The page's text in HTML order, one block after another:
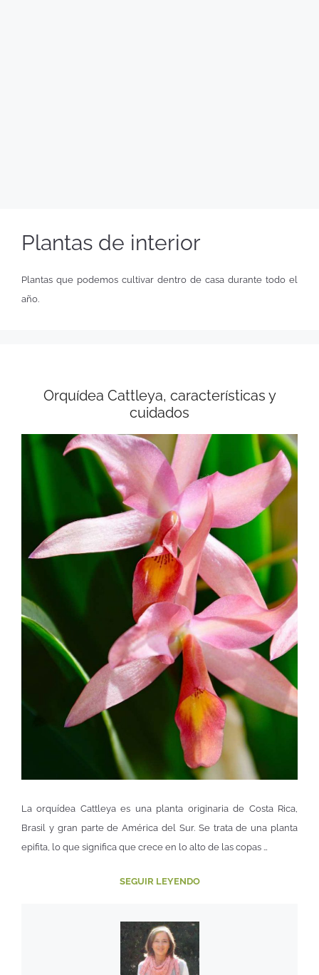
Plantas de interior
Plantas que podemos cultivar dentro de casa durante todo el
año.
Orquídea Cattleya, características y
cuidados
La orquídea Cattleya es una planta originaria de Costa Rica,
Brasil y gran parte de América del Sur. Se trata de una planta
epifita, lo que significa que crece en lo alto de las copas …
SEGUIR LEYENDO